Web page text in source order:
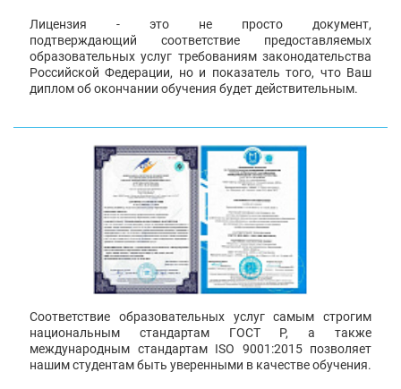
Лицензия - это не просто документ,
подтверждающий соответствие предоставляемых
образовательных услуг требованиям законодательства
Российской Федерации, но и показатель того, что Ваш
диплом об окончании обучения будет действительным.
Соответствие образовательных услуг самым строгим
национальным стандартам ГОСТ Р, а также
международным стандартам ISO 9001:2015 позволяет
нашим студентам быть уверенными в качестве обучения.